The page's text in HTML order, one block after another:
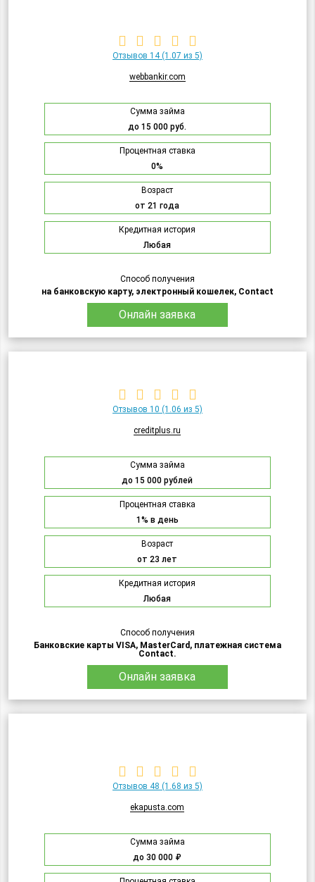
Отзывов 14(1.07 из 5)
webbankir.com
Сумма займа
до 15 000 руб.
Процентная ставка
0%
Возраст
от 21 года
Кредитная история
Любая
Способ получения
на банковскую карту, электронный кошелек, Contact
Онлайн заявка
Отзывов 10 (1.06 из 5)
creditplus.ru
Сумма займа
до 15 000 рублей
Процентная ставка
1% в день
Возраст
от 23 лет
Кредитная история
Любая
Способ получения
Банковские карты VISA, MasterCard, платежная система
Contact.
Онлайн заявка
Отзывов 48 (1.68 из 5)
ekapusta.com
Сумма займа
до 30 000 ₽